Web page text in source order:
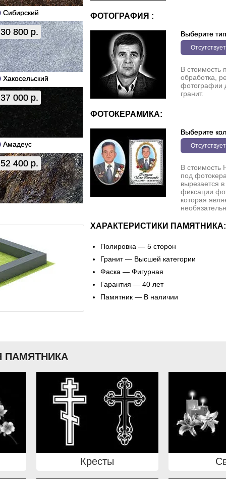
Сибирский
30 800 р.
Хакосельский
37 000 р.
Амадеус
52 400 р.
ФОТОГРАФИЯ :
Выберите тип
Отсутствует
В стоимость
обработка,
фотографии
гранит.
ФОТОКЕРАМИКА:
Выберите
Отсутствует
В стоимость
под
вырезается
фиксации
которая
ХАРАКТЕРИСТИКИ ПАМЯТНИКА:
Полировка — 5 сторон
Гранит — Высшей категории
Фаска — Фигурная
Гарантия — 40 лет
Памятник — В наличии
ПАМЯТНИКА
Кресты